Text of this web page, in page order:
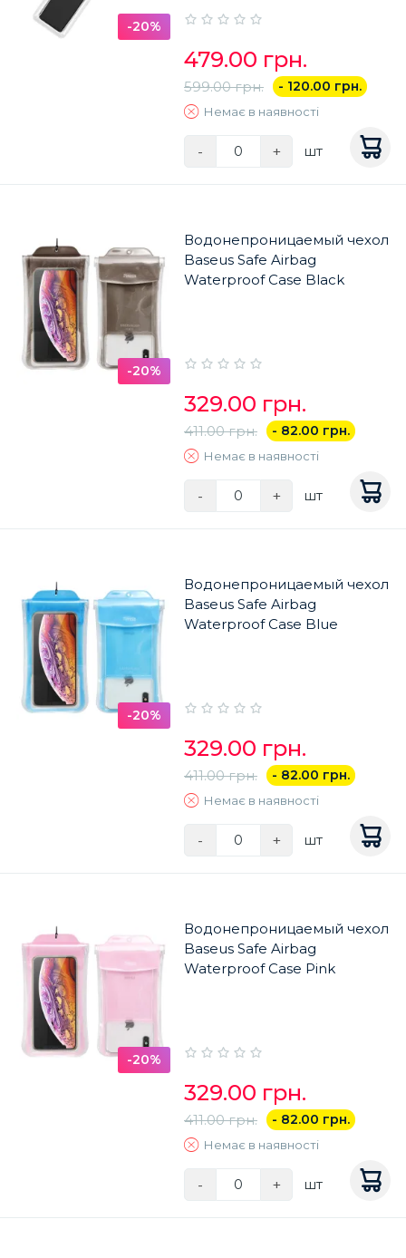
-20%
479.00 грн.
599.00 грн. - 120.00 грн.
Немає в наявності
- + шт
-20%
Водонепроницаемый чехол
Baseus Safe Airbag
Waterproof Case Black
329.00 грн.
411.00 грн. - 82.00 грн.
Немає в наявності
- + шт
-20%
Водонепроницаемый чехол
Baseus Safe Airbag
Waterproof Case Blue
329.00 грн.
411.00 грн. - 82.00 грн.
Немає в наявності
- + шт
-20%
Водонепроницаемый чехол
Baseus Safe Airbag
Waterproof Case Pink
329.00 грн.
411.00 грн. - 82.00 грн.
Немає в наявності
- + шт